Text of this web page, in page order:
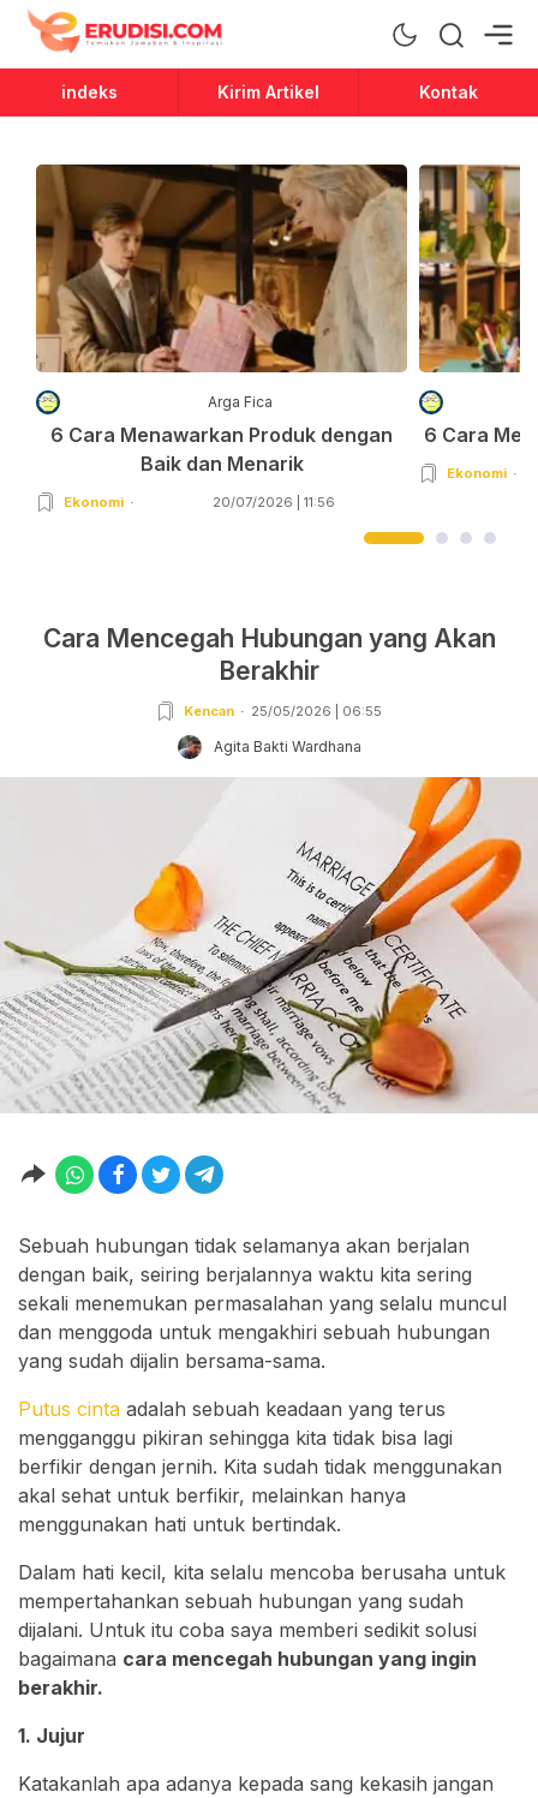
Erudisi
Temukan Jawaban dan Inspirasi
indeks Kirim Artikel Kontak
Arga Fica
6 Cara Menawarkan Produk dengan
Baik dan Menarik
Ekonomi 20/07/2026 | 11:56
6 Cara
Ekonomi
Cara Mencegah Hubungan yang Akan
Berakhir
Kencan 25/05/2026 | 06:55
Agita Bakti Wardhana
Sebuah hubungan tidak selamanya akan berjalan
dengan baik, seiring berjalannya waktu kita sering
sekali menemukan permasalahan yang selalu muncul
dan menggoda untuk mengakhiri sebuah hubungan
yang sudah dijalin bersama-sama.
Putus cinta adalah sebuah keadaan yang terus
mengganggu pikiran sehingga kita tidak bisa lagi
berfikir dengan jernih. Kita sudah tidak menggunakan
akal sehat untuk berfikir, melainkan hanya
menggunakan hati untuk bertindak.
Dalam hati kecil, kita selalu mencoba berusaha untuk
mempertahankan sebuah hubungan yang sudah
dijalani. Untuk itu coba saya memberi sedikit solusi
bagaimana cara mencegah hubungan yang ingin
berakhir.
1. Jujur
Katakanlah apa adanya kepada sang kekasih jangan